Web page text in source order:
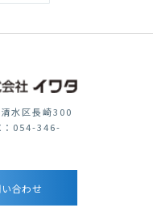
水区長崎300
054-346-
合わせ